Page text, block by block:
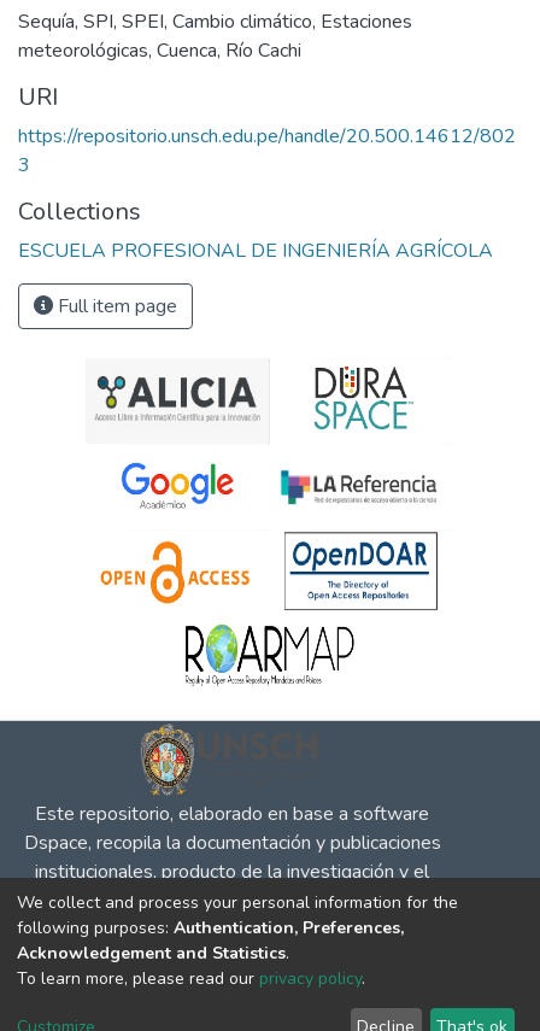
Sequía, SPI, SPEI, Cambio climático, Estaciones
meteorológicas, Cuenca, Río Cachi
URI
https://repositorio.unsch.edu.pe/handle/20.500.14612/802
3
Collections
ESCUELA PROFESIONAL DE INGENIERÍA AGRÍCOLA
Full item page
Este repositorio, elaborado en base a software
Dspace, recopila la documentación y publicaciones
institucionales, producto de la investigación y el
desempeño en defensa de la competencia, la
propiedad intelectual y protección al consumidor, para
su difusión en el entorno social y académico.
DSpace software
copyright © 2002-2026
Cookie End User Send
We collect and process your personal information for the
following purposes: Authentication, Preferences,
Acknowledgement and Statistics.
To learn more, please read our privacy policy.